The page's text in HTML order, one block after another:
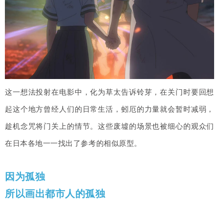
这一想法投射在电影中，化为草太告诉铃芽，在关门时要回想
起这个地方曾经人们的日常生活，蚓厄的力量就会暂时减弱，
趁机念咒将门关上的情节。这些废墟的场景也被细心的观众们
在日本各地一一找出了参考的相似原型。
因为孤独
所以画出都市人的孤独